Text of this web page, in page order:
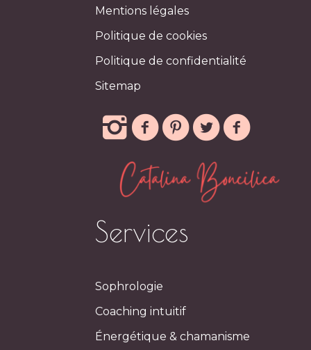
Mentions légales
Politique de cookies
Politique de confidentialité
Sitemap
Services
Sophrologie
Coaching intuitif
Énergétique & chamanisme